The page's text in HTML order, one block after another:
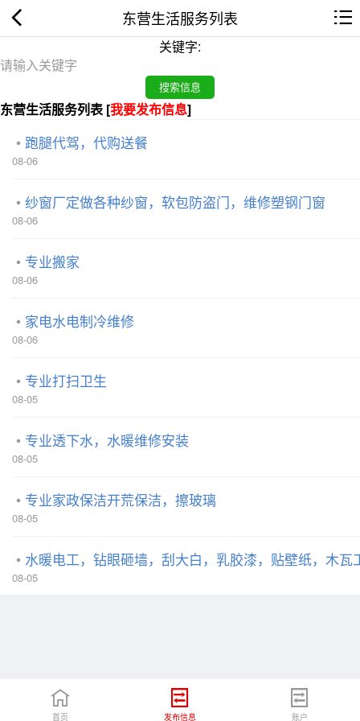
东营生活服务列表
关键字:
东营生活服务列表 [我要发布信息]
跑腿代驾，代购送餐
08-06
纱窗厂定做各种纱窗，软包防盗门，维修塑钢门窗
08-06
专业搬家
08-06
家电水电制冷维修
08-06
专业打扫卫生
08-05
专业透下水，水暖维修安装
08-05
专业家政保洁开荒保洁，擦玻璃
08-05
水暖电工，钻眼砸墙，刮大白，乳胶漆，贴壁纸，木
08-05
首页 发布信息 账户